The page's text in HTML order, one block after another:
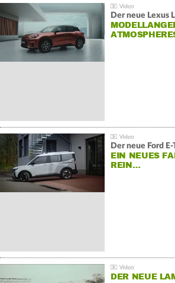
Der neue Lexus
Der neue Ford
EIN NEUES
REIN…
DER NEUE